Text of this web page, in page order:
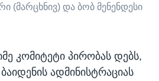
(მარცხნივ) და ბობ მენენდესი
კომიტეტი პირობას დებს,
ადმინისტრაციას